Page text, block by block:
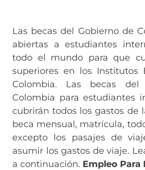
Las becas del Gobierno de
abiertas a estudiantes
todo el mundo para que
superiores en los Institutos
Colombia. Las becas
Colombia para estudiantes
cubrirán todos los gastos de
beca mensual, matrícula,
excepto los pasajes de
asumir los gastos de viaje.
a continuación. Empleo Para